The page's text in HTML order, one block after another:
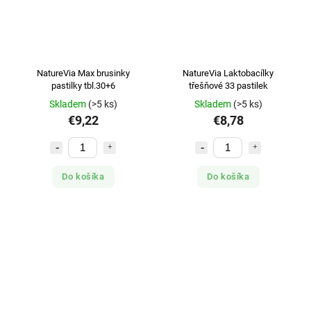
NatureVia Max brusinky
pastilky tbl.30+6
Skladem (>5 ks)
€9,22
Do košíka
NatureVia Laktobacílky
třešňové 33 pastilek
Skladem (>5 ks)
€8,78
Do košíka